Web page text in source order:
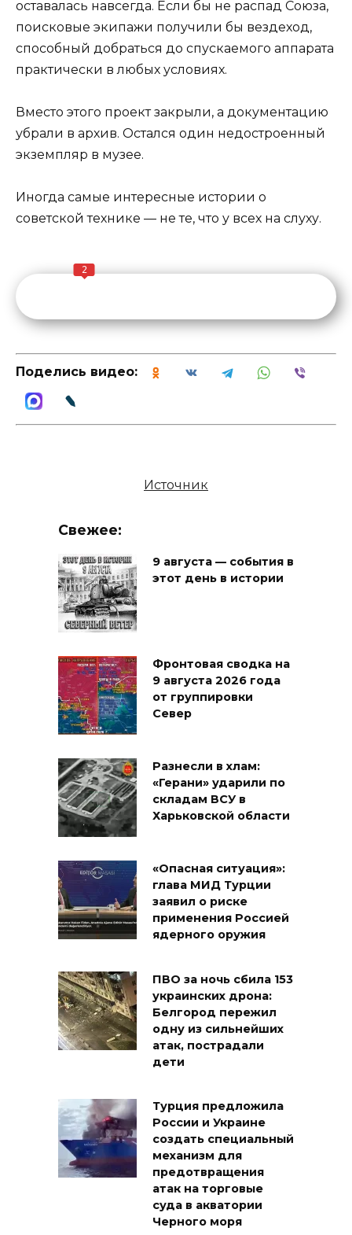
оставалась навсегда. Если бы не распад Союза,
поисковые экипажи получили бы вездеход,
способный добраться до спускаемого аппарата
практически в любых условиях.
Вместо этого проект закрыли, а документацию
убрали в архив. Остался один недостроенный
экземпляр в музее.
Иногда самые интересные истории о
советской технике — не те, что у всех на слуху.
2
Поделись видео:
Источник
Свежее:
9 августа — события в
этот день в истории
Фронтовая сводка на
9 августа 2026 года
от группировки
Север
Разнесли в хлам:
«Герани» ударили по
складам ВСУ в
Харьковской области
«Опасная ситуация»:
глава МИД Турции
заявил о риске
применения Россией
ядерного оружия
ПВО за ночь сбила 153
украинских дрона:
Белгород пережил
одну из сильнейших
атак, пострадали
дети
Турция предложила
России и Украине
создать специальный
механизм для
предотвращения
атак на торговые
суда в акватории
Черного моря